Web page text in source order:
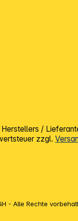
/
zzgl.
- Alle Rechte